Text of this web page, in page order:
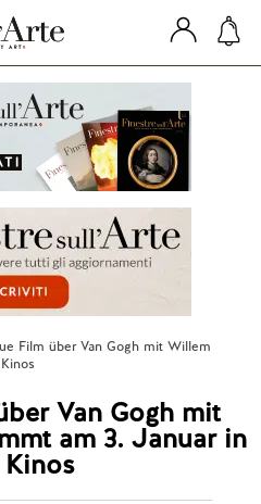
Film über Van Gogh mit Willem
Van Gogh mit
am 3. Januar in